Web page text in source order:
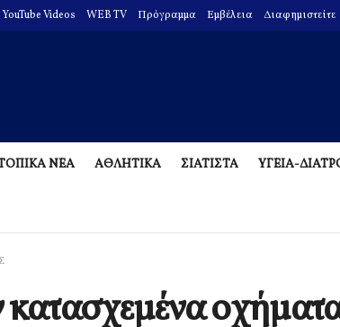
YouTube Videos WEB TV Πρόγραμμα Εμβέλεια Διαφημιστείτε
ΝΕΑ ΑΘΛΗΤΙΚΑ ΣΙΑΤΙΣΤΑ ΥΓΕΙΑ-